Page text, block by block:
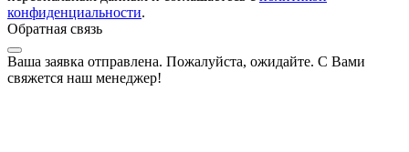
конфиденциальности.
Обратная связь
Ваша заявка отправлена. Пожалуйста, ожидайте. С Вами
свяжется наш менеджер!